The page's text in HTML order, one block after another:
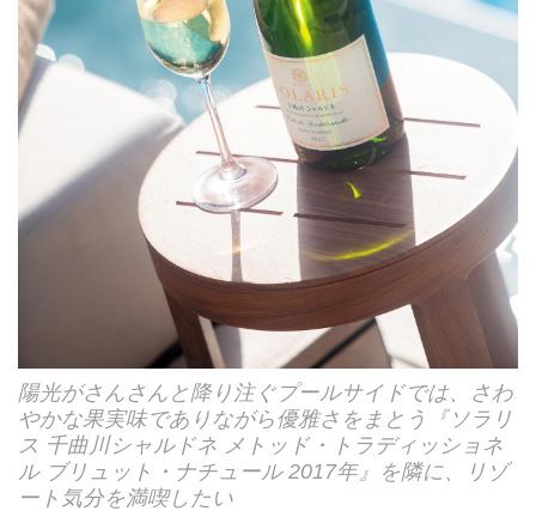
陽光がさんさんと降り注ぐプールサイドでは、さわ
やかな果実味でありながら優雅さをまとう『ソラリ
ス 千曲川シャルドネ メトッド・トラディッショネ
ル ブリュット・ナチュール 2017年』を隣に、リゾ
ート気分を満喫したい